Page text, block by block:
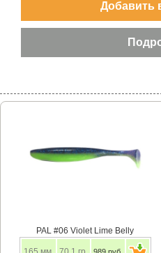
PAL #06 Violet Lime Belly
989 руб.